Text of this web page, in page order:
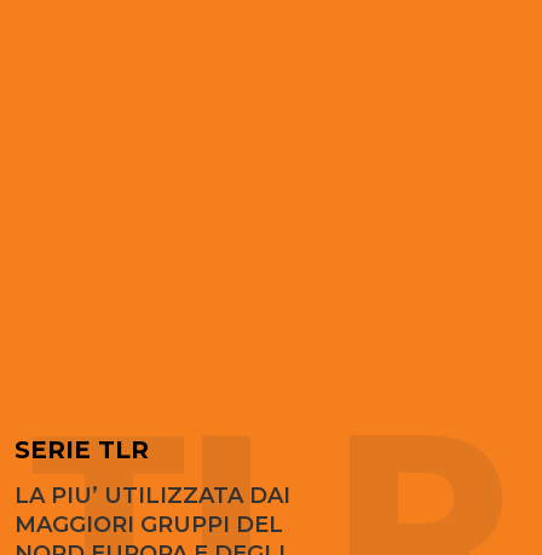
SERIE TLR
LA PIU’ UTILIZZATA DAI
MAGGIORI GRUPPI DEL